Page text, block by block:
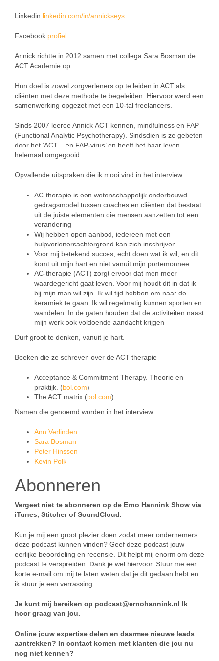
Linkedin linkedin.com/in/annickseys
Facebook profiel
Annick richtte in 2012 samen met collega Sara Bosman de
ACT Academie op.
Hun doel is zowel zorgverleners op te leiden in ACT als
cliënten met deze methode te begeleiden. Hiervoor werd een
samenwerking opgezet met een 10-tal freelancers.
Sinds 2007 leerde Annick ACT kennen, mindfulness en FAP
(Functional Analytic Psychotherapy). Sindsdien is ze gebeten
door het ‘ACT – en FAP-virus’ en heeft het haar leven
helemaal omgegooid.
Opvallende uitspraken die ik mooi vind in het interview:
AC-therapie is een wetenschappelijk onderbouwd
gedragsmodel tussen coaches en cliënten dat bestaat
uit de juiste elementen die mensen aanzetten tot een
verandering
Wij hebben open aanbod, iedereen met een
hulpverlenersachtergrond kan zich inschrijven.
Voor mij betekend succes, echt doen wat ik wil, en dit
komt uit mijn hart en niet vanuit mijn portemonnee.
AC-therapie (ACT) zorgt ervoor dat men meer
waardegericht gaat leven. Voor mij houdt dit in dat ik
bij mijn man wil zijn. Ik wil tijd hebben om naar de
keramiek te gaan. Ik wil regelmatig kunnen sporten en
wandelen. In de gaten houden dat de activiteiten naast
mijn werk ook voldoende aandacht krijgen
Durf groot te denken, vanuit je hart.
Boeken die ze schreven over de ACT therapie
Acceptance & Commitment Therapy. Theorie en
praktijk. (bol.com)
The ACT matrix (bol.com)
Namen die genoemd worden in het interview:
Ann Verlinden
Sara Bosman
Peter Hinssen
Kevin Polk
Abonneren
Vergeet niet te abonneren op de Erno Hannink Show via
iTunes, Stitcher of SoundCloud.
Kun je mij een groot plezier doen zodat meer ondernemers
deze podcast kunnen vinden? Geef deze podcast jouw
eerlijke beoordeling en recensie. Dit helpt mij enorm om deze
podcast te verspreiden. Dank je wel hiervoor. Stuur me een
korte e-mail om mij te laten weten dat je dit gedaan hebt en
ik stuur je een verrassing.
Je kunt mij bereiken op podcast@ernohannink.nl Ik
hoor graag van jou.
Online jouw expertise delen en daarmee nieuwe leads
aantrekken? In contact komen met klanten die jou nu
nog niet kennen?